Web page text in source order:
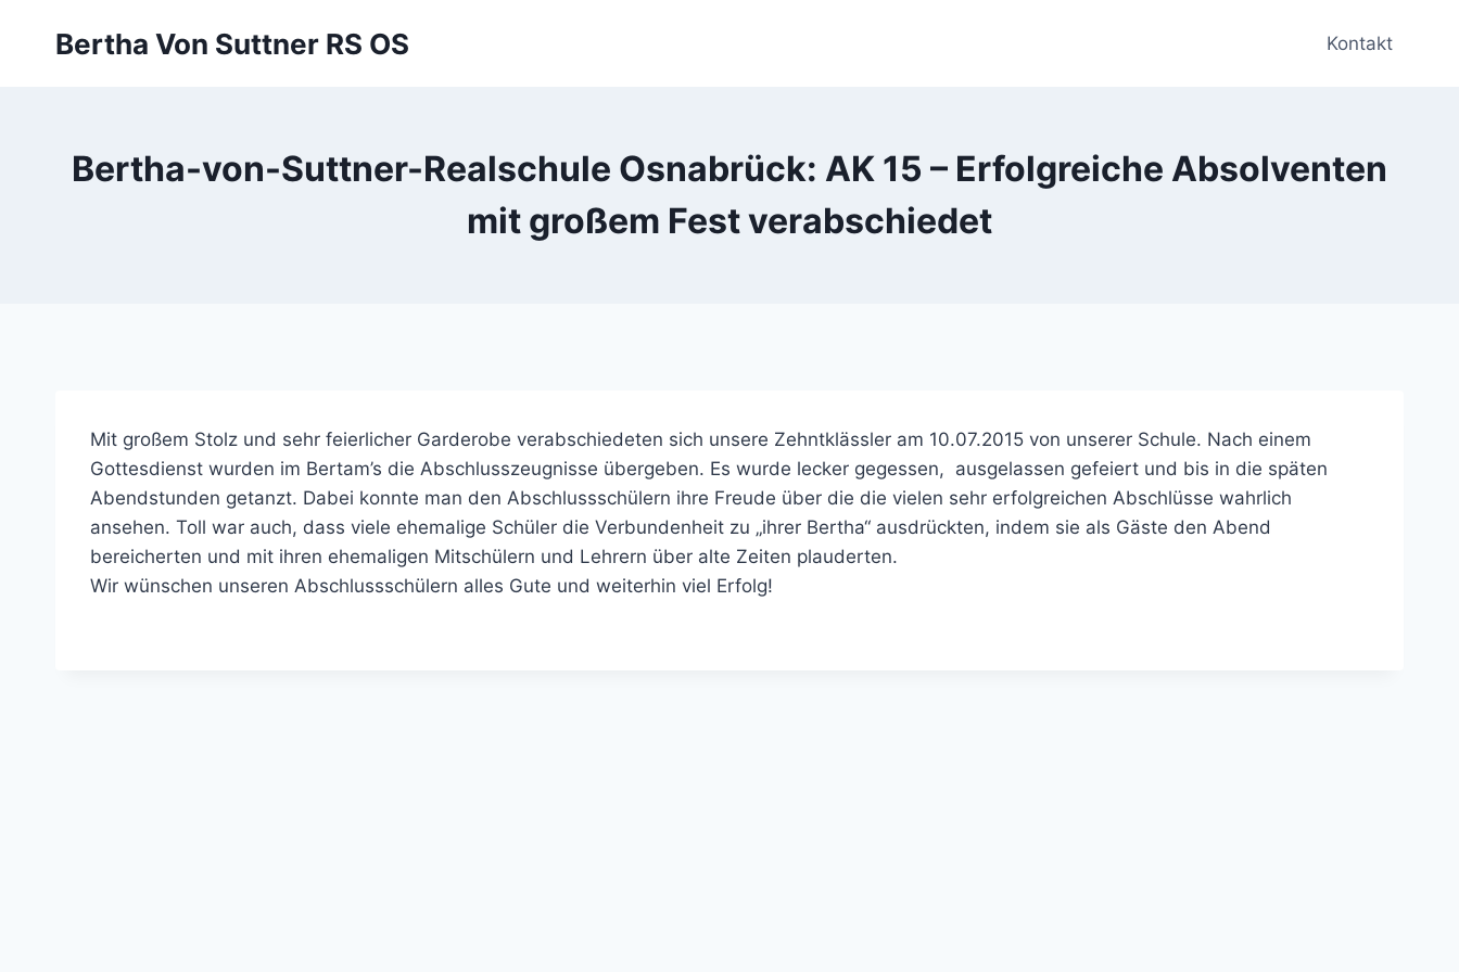
Bertha Von Suttner RS OS Kontakt
Bertha-von-Suttner-Realschule Osnabrück: AK 15 – Erfolgreiche Absolventen
mit großem Fest verabschiedet
Mit großem Stolz und sehr feierlicher Garderobe verabschiedeten sich unsere Zehntklässler am 10.07.2015 von unserer Schule. Nach einem
Gottesdienst wurden im Bertam’s die Abschlusszeugnisse übergeben. Es wurde lecker gegessen, ausgelassen gefeiert und bis in die späten
Abendstunden getanzt. Dabei konnte man den Abschlussschülern ihre Freude über die die vielen sehr erfolgreichen Abschlüsse wahrlich
ansehen. Toll war auch, dass viele ehemalige Schüler die Verbundenheit zu „ihrer Bertha“ ausdrückten, indem sie als Gäste den Abend
bereicherten und mit ihren ehemaligen Mitschülern und Lehrern über alte Zeiten plauderten.
Wir wünschen unseren Abschlussschülern alles Gute und weiterhin viel Erfolg!